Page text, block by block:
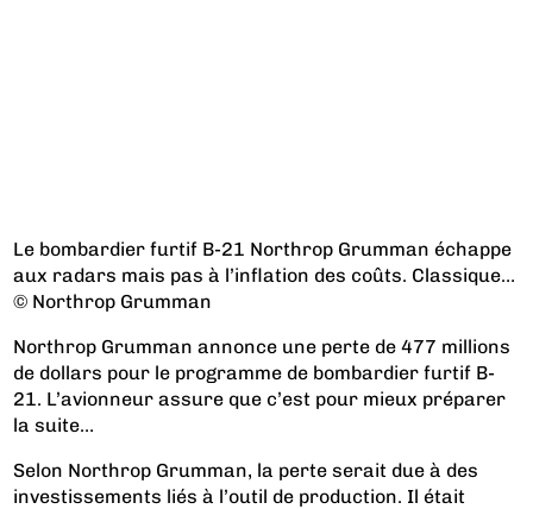
Le bombardier furtif B-21 Northrop Grumman échappe
aux radars mais pas à l’inflation des coûts. Classique…
© Northrop Grumman
Northrop Grumman annonce une perte de 477 millions
de dollars pour le programme de bombardier furtif B-
21. L’avionneur assure que c’est pour mieux préparer
la suite…
Selon Northrop Grumman, la perte serait due à des
investissements liés à l’outil de production. Il était